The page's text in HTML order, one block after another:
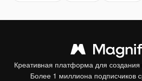
Креативная платформа для
Более 1 миллиона подписчиков